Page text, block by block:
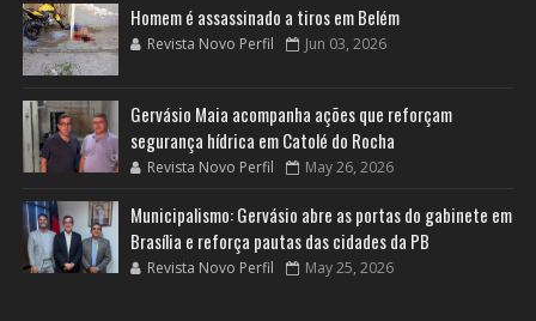
Homem é assassinado a tiros em Belém
Revista Novo Perfil Jun 03, 2026
Gervásio Maia acompanha ações que reforçam
segurança hídrica em Catolé do Rocha
Revista Novo Perfil May 26, 2026
Municipalismo: Gervásio abre as portas do gabinete em
Brasília e reforça pautas das cidades da PB
Revista Novo Perfil May 25, 2026